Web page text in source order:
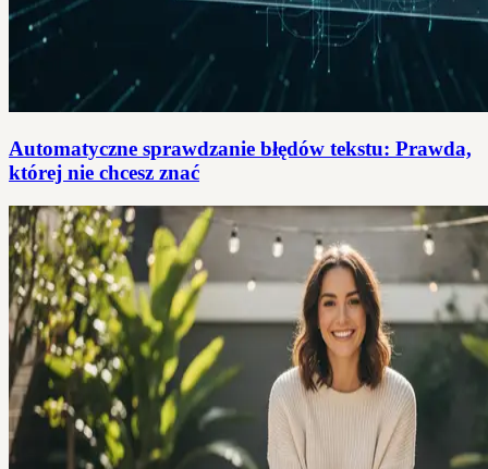
Automatyczne sprawdzanie błędów tekstu: Prawda,
której nie chcesz znać